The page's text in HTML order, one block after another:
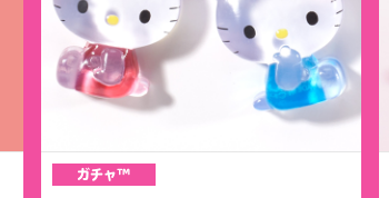
ガチャ™